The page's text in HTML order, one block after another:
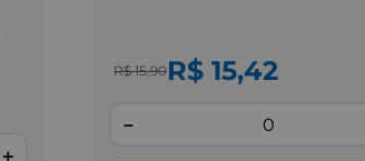
＋
R$ 15,90R$ 15,42
－